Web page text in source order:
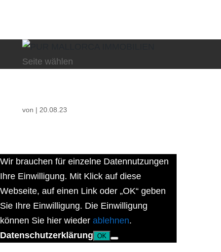
Seite wählen
von | 20.08.23
Wir brauchen für einzelne Datennutzungen
Ihre Einwilligung. Mit Klick auf diese
Webseite, auf einen Link oder „OK“ geben
Sie Ihre Einwilligung. Die Einwilligung
können Sie hier wieder ablehnen.
Datenschutzerklärung OK